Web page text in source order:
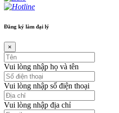
Đăng ký làm đại lý
×
Vui lòng nhập họ và tên
Vui lòng nhập số điện thoại
Vui lòng nhập địa chỉ